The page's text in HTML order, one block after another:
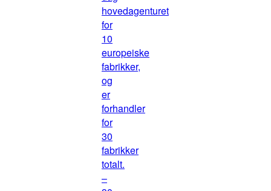
hovedagenturet
for
10
europeiske
fabrikker,
og
er
forhandler
for
30
fabrikker
totalt.
–